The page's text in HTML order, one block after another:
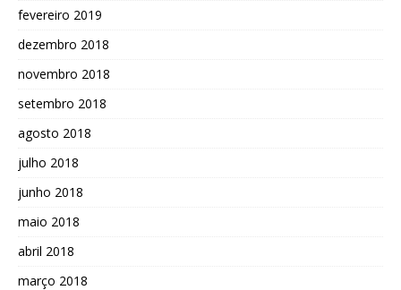
fevereiro 2019
dezembro 2018
novembro 2018
setembro 2018
agosto 2018
julho 2018
junho 2018
maio 2018
abril 2018
março 2018